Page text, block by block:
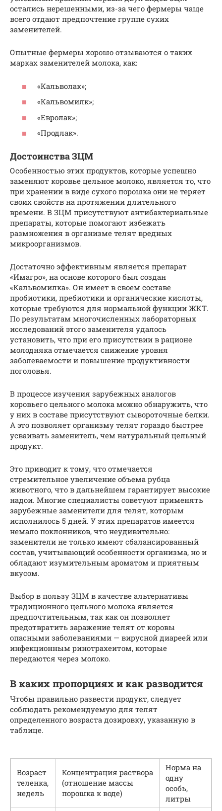
остались нерешенными, из-за чего фермеры чаще
всего отдают предпочтение группе сухих
заменителей.
Опытные фермеры хорошо отзываются о таких
марках заменителей молока, как:
«Кальволак»;
«Кальвомилк»;
«Евролак»;
«Продлак».
Достоинства ЗЦМ
Особенностью этих продуктов, которые успешно
заменяют коровье цельное молоко, является то, что
при хранении в виде сухого порошка они не теряет
своих свойств на протяжении длительного
времени. В ЗЦМ присутствуют антибактериальные
препараты, которые помогают избежать
размножения в организме телят вредных
микроорганизмов.
Достаточно эффективным является препарат
«Имагро», на основе которого был создан
«Кальвомилка». Он имеет в своем составе
пробиотики, пребиотики и органические кислоты,
которые требуются для нормальной функции ЖКТ.
По результатам многочисленных лабораторных
исследований этого заменителя удалось
установить, что при его присутствии в рационе
молодняка отмечается снижение уровня
заболеваемости и повышение продуктивности
поголовья.
В процессе изучения зарубежных аналогов
коровьего цельного молока можно обнаружить, что
у них в составе присутствуют сывороточные белки.
А это позволяет организму телят гораздо быстрее
усваивать заменитель, чем натуральный цельный
продукт.
Это приводит к тому, что отмечается
стремительное увеличение объема рубца
животного, что в дальнейшем гарантирует высокие
надои. Многие специалисты советуют применять
зарубежные заменители для телят, которым
исполнилось 5 дней. У этих препаратов имеется
немало поклонников, что неудивительно:
заменители не только имеют сбалансированный
состав, учитывающий особенности организма, но и
обладают изумительным ароматом и приятным
вкусом.
Выбор в пользу ЗЦМ в качестве альтернативы
традиционного цельного молока является
предпочтительным, так как он позволяет
предотвратить заражение телят от коровы
опасными заболеваниями — вирусной диареей или
инфекционным ринотрахеитом, которые
передаются через молоко.
В каких пропорциях и как разводится
Чтобы правильно развести продукт, следует
соблюдать рекомендуемую для телят
определенного возраста дозировку, указанную в
таблице.
Возраст
теленка,
недель
Концентрация раствора
(отношение массы
порошка к воде)
Норма на
одну
особь,
литры